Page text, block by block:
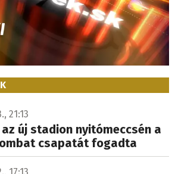
21:13
új stadion nyitómeccsén a
csapatát fogadta